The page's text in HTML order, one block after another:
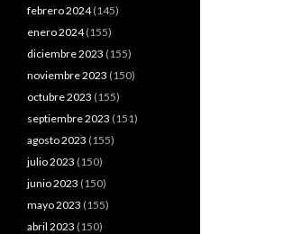
febrero 2024(145)
enero 2024(155)
diciembre 2023 (155)
noviembre 2023 (150)
octubre 2023 (155)
septiembre 2023 (151)
agosto 2023 (155)
julio 2023 (150)
junio 2023 (150)
mayo 2023 (155)
abril 2023 (150)